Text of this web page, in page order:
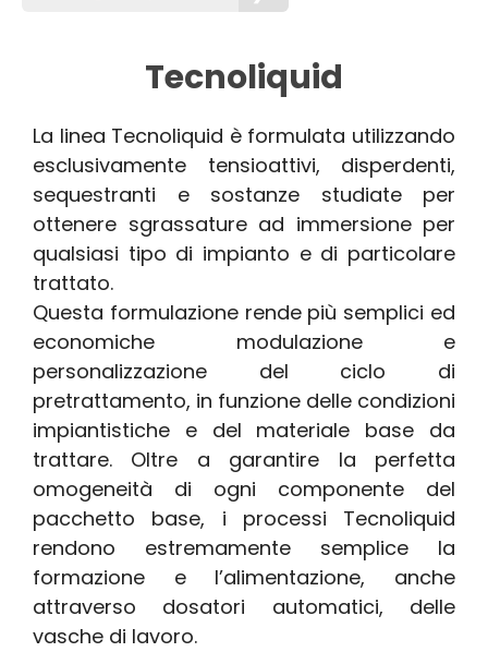
Tecnoliquid
La linea Tecnoliquid è formulata utilizzando
esclusivamente tensioattivi, disperdenti,
sequestranti e sostanze studiate per
ottenere sgrassature ad immersione per
qualsiasi tipo di impianto e di particolare
trattato.
Questa formulazione rende più semplici ed
economiche modulazione e
personalizzazione del ciclo di
pretrattamento, in funzione delle condizioni
impiantistiche e del materiale base da
trattare. Oltre a garantire la perfetta
omogeneità di ogni componente del
pacchetto base, i processi Tecnoliquid
rendono estremamente semplice la
formazione e l’alimentazione, anche
attraverso dosatori automatici, delle
vasche di lavoro.